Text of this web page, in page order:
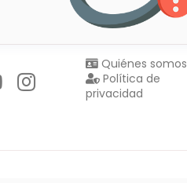
Quiénes somos
Política de
privacidad